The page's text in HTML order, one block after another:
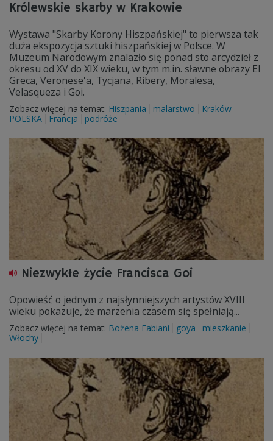
Królewskie skarby w Krakowie
Wystawa "Skarby Korony Hiszpańskiej" to pierwsza tak
duża ekspozycja sztuki hiszpańskiej w Polsce. W
Muzeum Narodowym znalazło się ponad sto arcydzieł z
okresu od XV do XIX wieku, w tym m.in. sławne obrazy El
Greca, Veronese'a, Tycjana, Ribery, Moralesa,
Velasqueza i Goi.
Zobacz więcej na temat: Hiszpania malarstwo
Kraków
POLSKA
Francja podróże
Niezwykłe życie Francisca Goi
Opowieść o jednym z najsłynniejszych artystów XVIII
wieku pokazuje, że marzenia czasem się spełniają...
Zobacz więcej na temat: Bożena Fabiani goya
mieszkanie
Włochy